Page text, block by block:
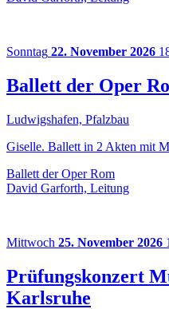
Sonntag 22. November 2026
Ballett der Oper
Ludwigshafen, Pfalzbau
Giselle. Ballett in 2 Akten mit
Ballett der Oper Rom
David Garforth, Leitung
Mittwoch 25. November 2026
Prüfungskonzert
Karlsruhe